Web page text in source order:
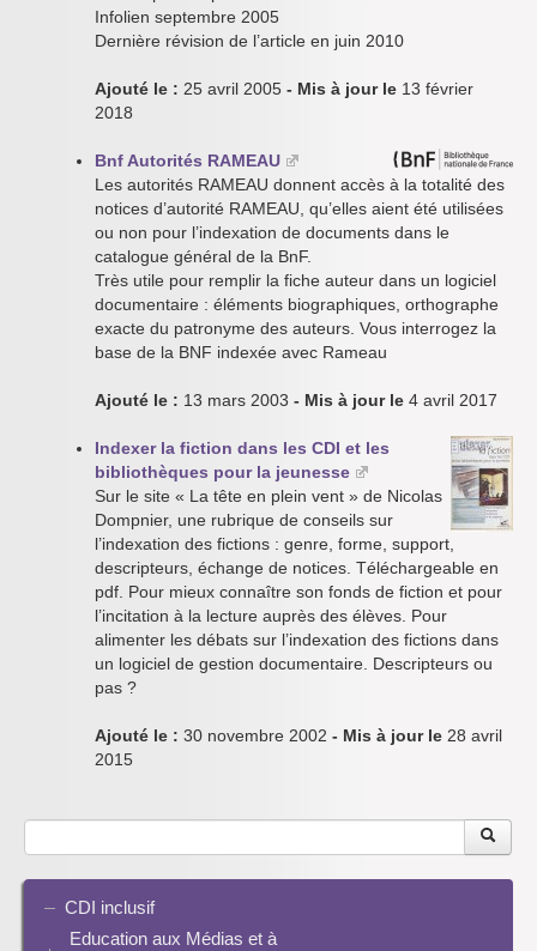
Infolien septembre 2005
Dernière révision de l’article en juin 2010
Ajouté le : 25 avril 2005 - Mis à jour le 13 février
2018
Bnf Autorités RAMEAU
Les autorités RAMEAU donnent accès à la totalité des
notices d’autorité RAMEAU, qu’elles aient été utilisées
ou non pour l’indexation de documents dans le
catalogue général de la BnF.
Très utile pour remplir la fiche auteur dans un logiciel
documentaire : éléments biographiques, orthographe
exacte du patronyme des auteurs. Vous interrogez la
base de la BNF indexée avec Rameau
Ajouté le : 13 mars 2003 - Mis à jour le 4 avril 2017
Indexer la fiction dans les CDI et les
bibliothèques pour la jeunesse
Sur le site « La tête en plein vent » de Nicolas
Dompnier, une rubrique de conseils sur
l’indexation des fictions : genre, forme, support,
descripteurs, échange de notices. Téléchargeable en
pdf. Pour mieux connaître son fonds de fiction et pour
l’incitation à la lecture auprès des élèves. Pour
alimenter les débats sur l’indexation des fictions dans
un logiciel de gestion documentaire. Descripteurs ou
pas ?
Ajouté le : 30 novembre 2002 - Mis à jour le 28 avril
2015
CDI inclusif
Education aux Médias et à